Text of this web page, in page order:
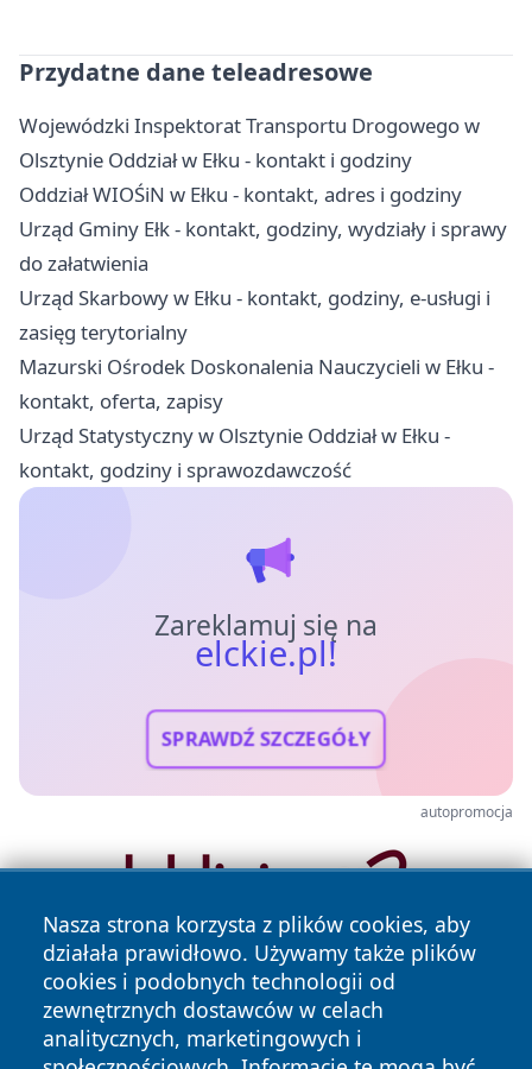
Przydatne dane teleadresowe
Wojewódzki Inspektorat Transportu Drogowego w
Olsztynie Oddział w Ełku - kontakt i godziny
Oddział WIOŚiN w Ełku - kontakt, adres i godziny
Urząd Gminy Ełk - kontakt, godziny, wydziały i sprawy
do załatwienia
Urząd Skarbowy w Ełku - kontakt, godziny, e-usługi i
zasięg terytorialny
Mazurski Ośrodek Doskonalenia Nauczycieli w Ełku -
kontakt, oferta, zapisy
Urząd Statystyczny w Olsztynie Oddział w Ełku -
kontakt, godziny i sprawozdawczość
Zareklamuj się na
elckie.pl!
SPRAWDŹ SZCZEGÓŁY
autopromocja
Nasza strona korzysta z plików cookies, aby
działała prawidłowo. Używamy także plików
cookies i podobnych technologii od
zewnętrznych dostawców w celach
analitycznych, marketingowych i